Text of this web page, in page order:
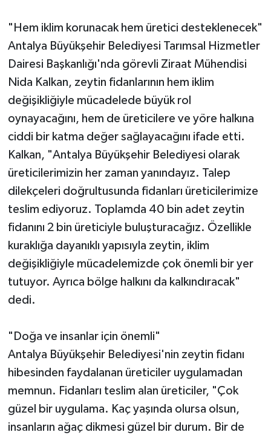
"Hem iklim korunacak hem üretici desteklenecek"
Antalya Büyükşehir Belediyesi Tarımsal Hizmetler
Dairesi Başkanlığı'nda görevli Ziraat Mühendisi
Nida Kalkan, zeytin fidanlarının hem iklim
değişikliğiyle mücadelede büyük rol
oynayacağını, hem de üreticilere ve yöre halkına
ciddi bir katma değer sağlayacağını ifade etti.
Kalkan, "Antalya Büyükşehir Belediyesi olarak
üreticilerimizin her zaman yanındayız. Talep
dilekçeleri doğrultusunda fidanları üreticilerimize
teslim ediyoruz. Toplamda 40 bin adet zeytin
fidanını 2 bin üreticiyle buluşturacağız. Özellikle
kuraklığa dayanıklı yapısıyla zeytin, iklim
değişikliğiyle mücadelemizde çok önemli bir yer
tutuyor. Ayrıca bölge halkını da kalkındıracak"
dedi.
"Doğa ve insanlar için önemli"
Antalya Büyükşehir Belediyesi'nin zeytin fidanı
hibesinden faydalanan üreticiler uygulamadan
memnun. Fidanları teslim alan üreticiler, "Çok
güzel bir uygulama. Kaç yaşında olursa olsun,
insanların ağaç dikmesi güzel bir durum. Bir de